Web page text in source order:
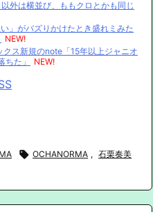
外は横並び、ももクロとかも同じ
」がバズりかけたとき盛れミみた
NEW!
ス新規のnote「15年以上ジャニオ
た」
NEW!
 OCHANORMA , 石栗奏美